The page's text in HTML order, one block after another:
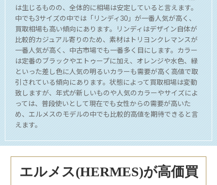
は生じるものの、全体的に相場は安定していると言えます。
中でも3サイズの中では「リンディ30」が一番人気が高く、
買取相場も高い傾向にあります。リンディはデザイン自体が
比較的カジュアル寄りのため、素材はトリヨンクレマンスが
一番人気が高く、中古市場でも一番多く目にします。カラー
は定番のブラックやエトゥープに加え、オレンジや水色、緑
といった差し色に人気の明るいカラーも需要が高く高値で取
引されている傾向にあります。状態によって買取相場は変動
致しますが、年式が新しいものや人気のカラーやサイズによ
っては、普段使いとして現在でも女性からの需要が高いた
め、エルメスのモデルの中でも比較的高値を期待できると言
えます。
エルメス(HERMES)が高価買